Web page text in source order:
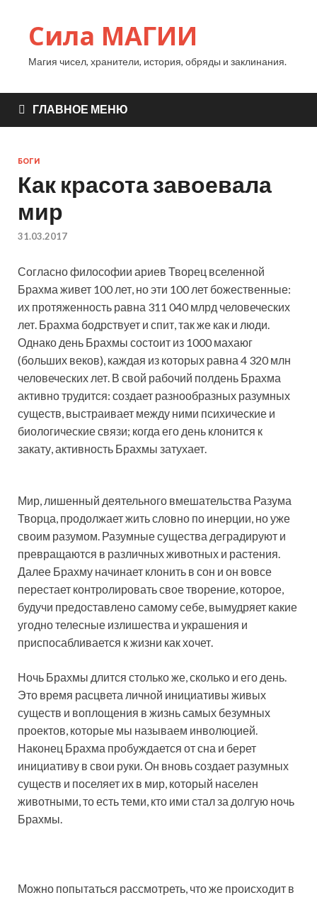
Сила МАГИИ
Магия чисел, хранители, история, обряды и заклинания.
ГЛАВНОЕ МЕНЮ
БОГИ
Как красота завоевала
мир
31.03.2017
Согласно философии ариев Творец вселенной
Брахма живет 100 лет, но эти 100 лет божественные:
их протяженность равна 311 040 млрд человеческих
лет. Брахма бодрствует и спит, так же как и люди.
Однако день Брахмы состоит из 1000 махаюг
(больших веков), каждая из которых равна 4 320 млн
человеческих лет. В свой рабочий полдень Брахма
активно трудится: создает разнообразных разумных
существ, выстраивает между ними психические и
биологические связи; когда его день клонится к
закату, активность Брахмы затухает.
Мир, лишенный деятельного вмешательства Разума
Творца, продолжает жить словно по инерции, но уже
своим разумом. Разумные существа деградируют и
превращаются в различных животных и растения.
Далее Брахму начинает клонить в сон и он вовсе
перестает контролировать свое творение, которое,
будучи предоставлено самому себе, вымудряет какие
угодно телесные излишества и украшения и
приспосабливается к жизни как хочет.
Ночь Брахмы длится столько же, сколько и его день.
Это время расцвета личной инициативы живых
существ и воплощения в жизнь самых безумных
проектов, которые мы называем инволюцией.
Наконец Брахма пробуждается от сна и берет
инициативу в свои руки. Он вновь создает разумных
существ и поселяет их в мир, который населен
животными, то есть теми, кто ими стал за долгую ночь
Брахмы.
Можно попытаться рассмотреть, что же происходит в